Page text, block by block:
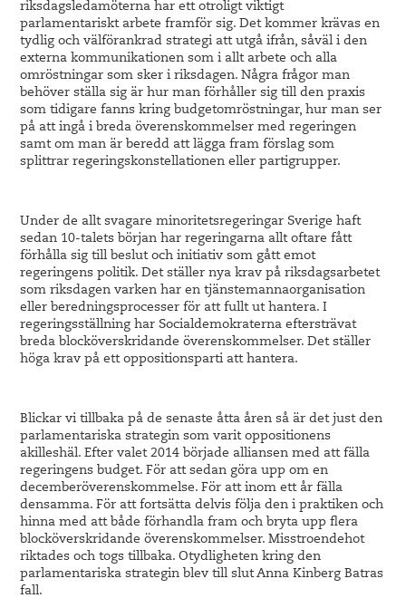
riksdagsledamöterna har ett otroligt viktigt
parlamentariskt arbete framför sig. Det kommer krävas en
tydlig och välförankrad strategi att utgå ifrån, såväl i den
externa kommunikationen som i allt arbete och alla
omröstningar som sker i riksdagen. Några frågor man
behöver ställa sig är hur man förhåller sig till den praxis
som tidigare fanns kring budgetomröstningar, hur man ser
på att ingå i breda överenskommelser med regeringen
samt om man är beredd att lägga fram förslag som
splittrar regeringskonstellationen eller partigrupper.
Under de allt svagare minoritetsregeringar Sverige haft
sedan 10-talets början har regeringarna allt oftare fått
förhålla sig till beslut och initiativ som gått emot
regeringens politik. Det ställer nya krav på riksdagsarbetet
som riksdagen varken har en tjänstemannaorganisation
eller beredningsprocesser för att fullt ut hantera. I
regeringsställning har Socialdemokraterna eftersträvat
breda blocköverskridande överenskommelser. Det ställer
höga krav på ett oppositionsparti att hantera.
Blickar vi tillbaka på de senaste åtta åren så är det just den
parlamentariska strategin som varit oppositionens
akilleshäl. Efter valet 2014 började alliansen med att fälla
regeringens budget. För att sedan göra upp om en
decemberöverenskommelse. För att inom ett år fälla
densamma. För att fortsätta delvis följa den i praktiken och
hinna med att både förhandla fram och bryta upp flera
blocköverskridande överenskommelser. Misstroendehot
riktades och togs tillbaka. Otydligheten kring den
parlamentariska strategin blev till slut Anna Kinberg Batras
fall.